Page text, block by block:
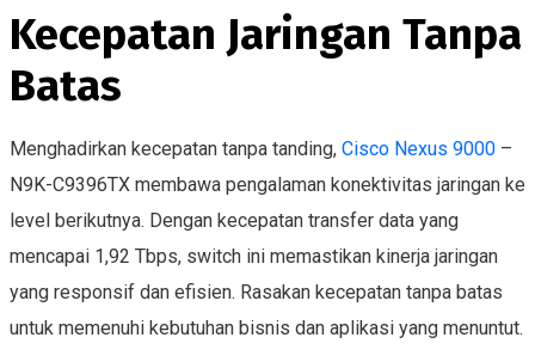
Kecepatan Jaringan Tanpa
Batas
Menghadirkan kecepatan tanpa tanding, Cisco Nexus 9000 –
N9K-C9396TX membawa pengalaman konektivitas jaringan ke
level berikutnya. Dengan kecepatan transfer data yang
mencapai 1,92 Tbps, switch ini memastikan kinerja jaringan
yang responsif dan efisien. Rasakan kecepatan tanpa batas
untuk memenuhi kebutuhan bisnis dan aplikasi yang menuntut.